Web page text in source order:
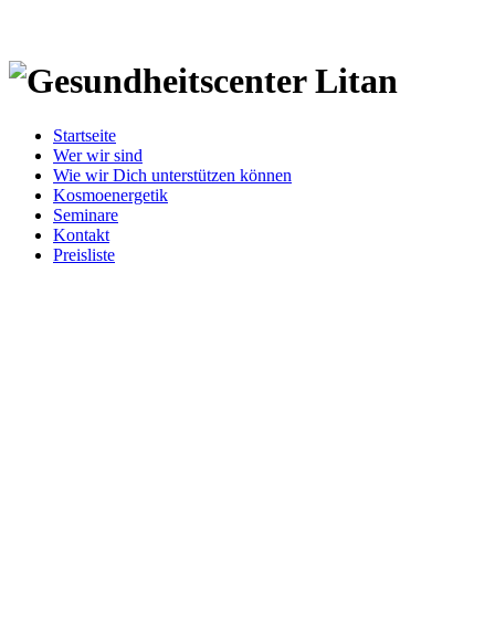
Startseite
Wer wir sind
Wie wir Dich unterstützen können
Kosmoenergetik
Seminare
Kontakt
Preisliste